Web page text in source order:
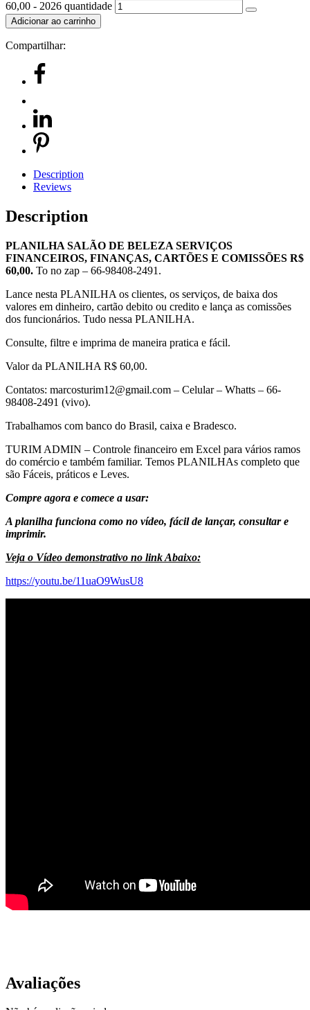
60,00 - 2026 quantidade
Adicionar ao carrinho
Compartilhar:
Description
Reviews
Description
PLANILHA SALÃO DE BELEZA SERVIÇOS
FINANCEIROS, FINANÇAS, CARTÕES E COMISSÕES R$
60,00. To no zap – 66-98408-2491.
Lance nesta PLANILHA os clientes, os serviços, de baixa dos
valores em dinheiro, cartão debito ou credito e lança as comissões
dos funcionários. Tudo nessa PLANILHA.
Consulte, filtre e imprima de maneira pratica e fácil.
Valor da PLANILHA R$ 60,00.
Contatos: marcosturim12@gmail.com – Celular – Whatts – 66-
98408-2491 (vivo).
Trabalhamos com banco do Brasil, caixa e Bradesco.
TURIM ADMIN – Controle financeiro em Excel para vários ramos
do comércio e também familiar. Temos PLANILHAs completo que
são Fáceis, práticos e Leves.
Compre agora e comece a usar:
A planilha funciona como no vídeo, fácil de lançar, consultar e
imprimir.
Veja o Vídeo demonstrativo no link Abaixo:
https://youtu.be/11uaO9WusU8
Avaliações